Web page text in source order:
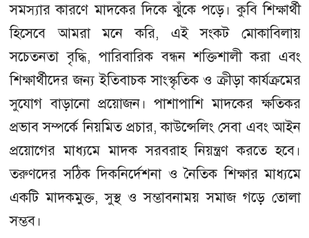
সমস্যার কারণে মাদকের দিকে ঝুঁকে পড়ে। কুবি শিক্ষার্থী
হিসেবে আমরা মনে করি, এই সংকট মোকাবিলায়
সচেতনতা বৃদ্ধি, পারিবারিক বন্ধন শক্তিশালী করা এবং
শিক্ষার্থীদের জন্য ইতিবাচক সাংস্কৃতিক ও ক্রীড়া কার্যক্রমের
সুযোগ বাড়ানো প্রয়োজন। পাশাপাশি মাদকের ক্ষতিকর
প্রভাব সম্পর্কে নিয়মিত প্রচার, কাউন্সেলিং সেবা এবং আইন
প্রয়োগের মাধ্যমে মাদক সরবরাহ নিয়ন্ত্রণ করতে হবে।
তরুণদের সঠিক দিকনির্দেশনা ও নৈতিক শিক্ষার মাধ্যমে
একটি মাদকমুক্ত, সুস্থ ও সম্ভাবনাময় সমাজ গড়ে তোলা
সম্ভব।